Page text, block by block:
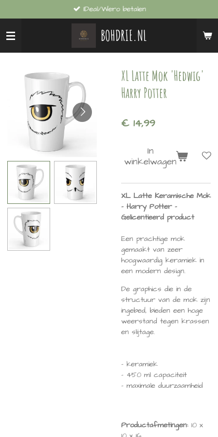
direct
naar
de
hoofdinhoud
BOHDRIE.NL
IDeal/Wero betalen
XL Latte Mok 'Hedwig'
Harry Potter
€ 14,99
In
winkelwagen
XL Latte Keramische Mok
- Harry Potter -
Gelicentieerd product
Een prachtige mok
gemaakt van zeer
hoogwaardig keramiek in
een modern design.
De graphics die in de
structuur van de mok zijn
ingebed, bieden een hoge
weerstand tegen krassen
en slijtage.
- keramiek
- 450 ml capaciteit
- maximale duurzaamheid
Productafmetingen: 10 x